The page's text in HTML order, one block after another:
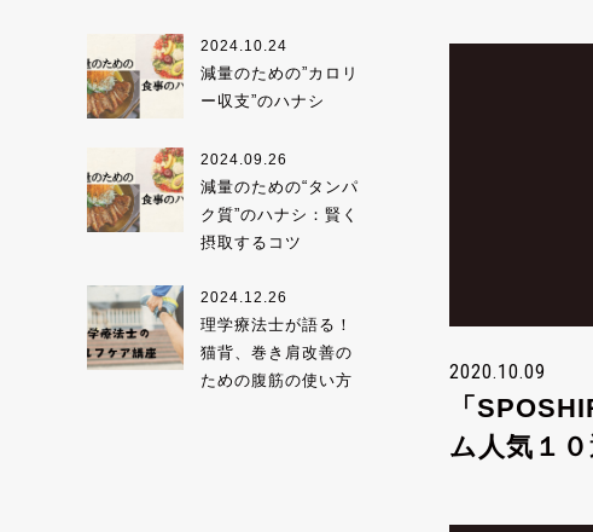
2020.10.09
「
ム人気１
2024.10.24
減量のための”カロリ
ー収支”のハナシ
2024.09.26
減量のための“タンパ
ク質”のハナシ：賢く
摂取するコツ
2024.12.26
理学療法士が語る！
猫背、巻き肩改善の
ための腹筋の使い方